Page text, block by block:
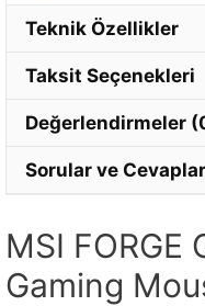
Teknik Özellikler
Taksit Seçenekleri
Değerlendirmeler
Sorular ve Cevaplar
MSI FORGE
Gaming